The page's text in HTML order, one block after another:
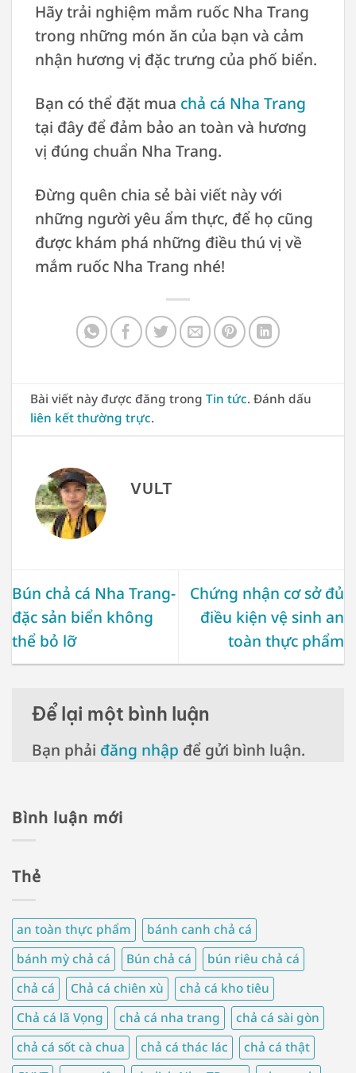
Hãy trải nghiệm mắm ruốc Nha Trang
trong những món ăn của bạn và cảm
nhận hương vị đặc trưng của phố biển.
Bạn có thể đặt mua chả cá Nha Trang
tại đây để đảm bảo an toàn và hương
vị đúng chuẩn Nha Trang.
Đừng quên chia sẻ bài viết này với
những người yêu ẩm thực, để họ cũng
được khám phá những điều thú vị về
mắm ruốc Nha Trang nhé!
Bài viết này được đăng trongTin tức. Đánh dấu
liên kết thường trực.
VULT
Bún chả cá Nha Trang-
đặc sản biển không
thể bỏ lỡ
Chứng nhận cơ sở đủ
điều kiện vệ sinh an
toàn thực phẩm
Để lại một bình luận
Bạn phải đăng nhập để gửi bình luận.
Bình luận mới
Thẻ
an toàn thực phẩm
bánh canh chả cá
bánh mỳ chả cá
Bún chả cá
bún riêu chả cá
chả cá
Chả cá chiên xù
chả cá kho tiêu
Chả cá lã Vọng
chả cá nha trang
chả cá sài gòn
chả cá sốt cà chua
chả cá thác lác
chả cá thật